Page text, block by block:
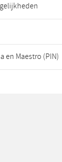
en Maestro (PIN)